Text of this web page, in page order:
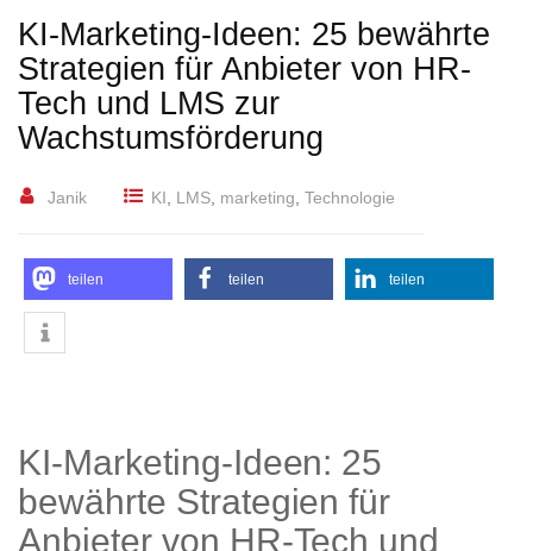
KI-Marketing-Ideen: 25 bewährte
Strategien für Anbieter von HR-
Tech und LMS zur
Wachstumsförderung
Janik KI LMS marketing Technologie
teilen teilen teilen
KI-Marketing-Ideen: 25
bewährte Strategien für
Anbieter von HR-Tech und